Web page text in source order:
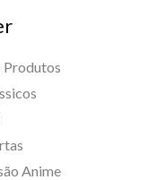
Produtos
Anime